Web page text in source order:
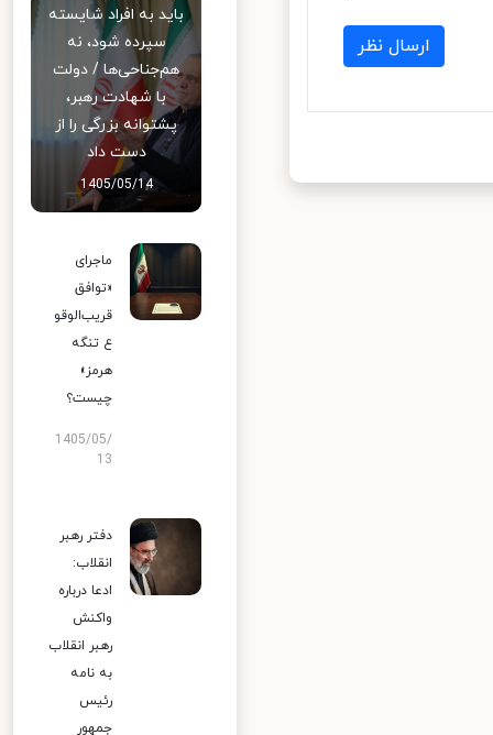
ارسال نظر
باید به افراد شایسته
سپرده شود، نه
هم‌جناحی‌ها / دولت
با شهادت رهبر،
پشتوانه بزرگی را از
دست داد
1405/05/14
ماجرای
«توافق
قریب‌الوقو
ع تنگه
هرمز»
چیست؟
1405/05/
13
دفتر رهبر
انقلاب:
ادعا درباره
واکنش
رهبر انقلاب
به نامه
رئیس
جمهور